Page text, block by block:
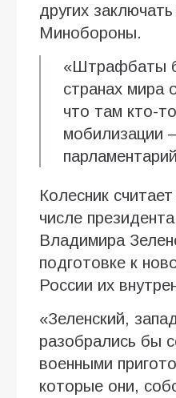
других
Минобороны.
«Штрафбаты
странах мира
что там кто-
мобилизации
Колесник
числе
Владимира
подготовке к
России их
«Зеленский,
разобрались бы
военными
которые они,